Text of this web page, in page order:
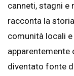
canneti, stagni e
racconta la
comunità locali
apparentemente
diventato fonte